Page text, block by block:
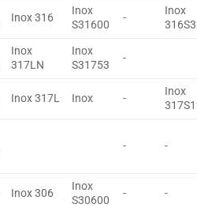
Inox 316
Inox
S31600
-
Inox
Inox
317LN
Inox
S31753
-
Inox 317L Inox -
Inox
- -
Inox 306
Inox
S30600
- -